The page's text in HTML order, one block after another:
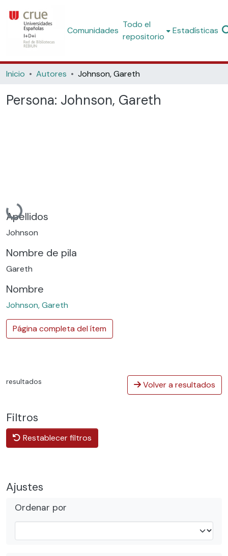
Comunidades
Todo el
repositorio
Estadísticas
Inicio Autores Johnson, Gareth
Persona: Johnson, Gareth
Cargando...
Apellidos
Johnson
Nombre de pila
Gareth
Nombre
Johnson, Gareth
Página completa del ítem
resultados Volver a resultados
Filtros
Restablecer filtros
Ajustes
Ordenar por